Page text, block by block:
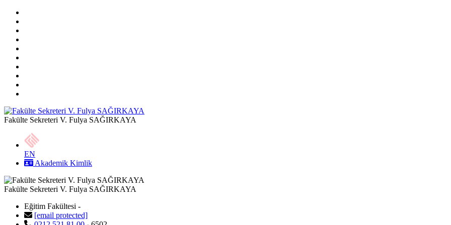
Fakülte Sekreteri V. Fulya SAĞIRKAYA
EN
Akademik Kimlik
Fakülte Sekreteri V. Fulya SAĞIRKAYA
Eğitim Fakültesi -
[email protected]